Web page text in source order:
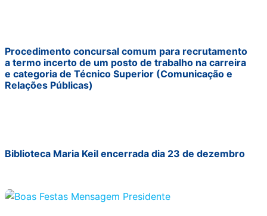
Procedimento concursal comum para recrutamento
a termo incerto de um posto de trabalho na carreira
e categoria de Técnico Superior (Comunicação e
Relações Públicas)
Biblioteca Maria Keil encerrada dia 23 de dezembro